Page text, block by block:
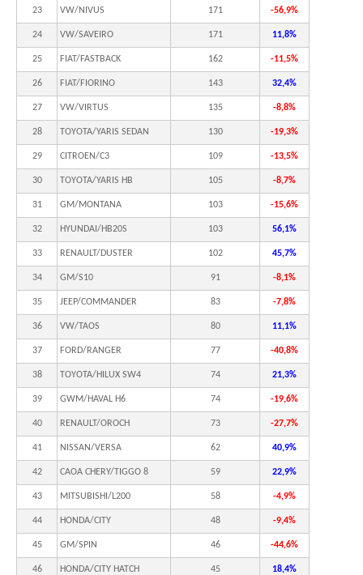
23 VW/NIVUS 171 -56,9%
24 VW/SAVEIRO 171 11,8%
25 FIAT/FASTBACK 162 -11,5%
26 FIAT/FIORINO 143 32,4%
27 VW/VIRTUS 135 -8,8%
28 TOYOTA/YARIS SEDAN 130 -19,3%
29 CITROEN/C3 109 -13,5%
30 TOYOTA/YARIS HB 105 -8,7%
31 GM/MONTANA 103 -15,6%
32 HYUNDAI/HB20S 103 56,1%
33 RENAULT/DUSTER 102 45,7%
34 GM/S10 91 -8,1%
35 JEEP/COMMANDER 83 -7,8%
36 VW/TAOS 80 11,1%
37 FORD/RANGER 77 -40,8%
38 TOYOTA/HILUX SW4 74 21,3%
39 GWM/HAVAL H6 74 -19,6%
40 RENAULT/OROCH 73 -27,7%
41 NISSAN/VERSA 62 40,9%
42 CAOA CHERY/TIGGO 8 59 22,9%
43 MITSUBISHI/L200 58 -4,9%
44 HONDA/CITY 48 -9,4%
45 GM/SPIN 46 -44,6%
46 HONDA/CITY HATCH 45 18,4%